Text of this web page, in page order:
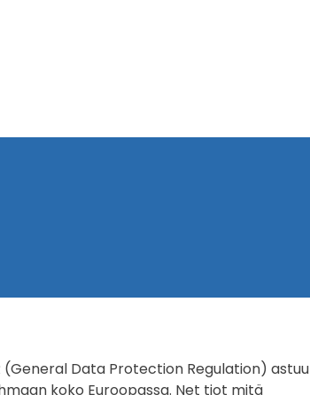
(General Data Protection Regulation) astuu
koko Euroopassa. Net tiot mitä